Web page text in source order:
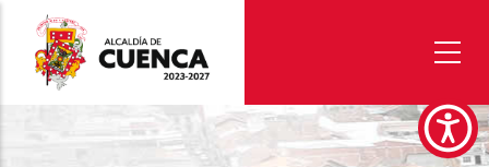
contenido
principal